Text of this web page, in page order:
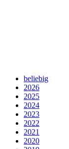
beliebig
2026
2025
2024
2023
2022
2021
2020